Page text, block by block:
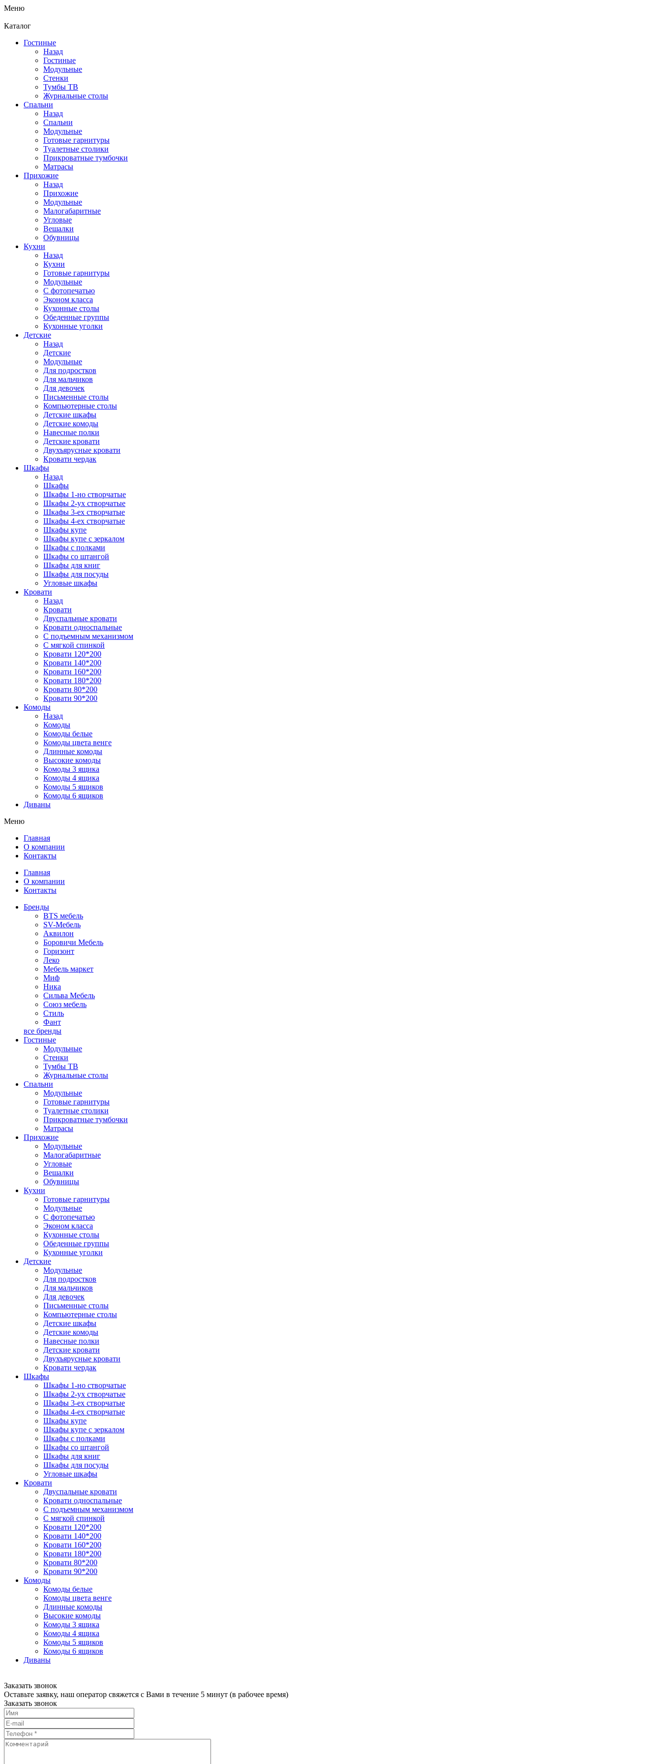
Меню
Каталог
Гостиные
Назад
Гостиные
Модульные
Стенки
Тумбы ТВ
Журнальные столы
Спальни
Назад
Спальни
Модульные
Готовые гарнитуры
Туалетные столики
Прикроватные тумбочки
Матрасы
Прихожие
Назад
Прихожие
Модульные
Малогабаритные
Угловые
Вешалки
Обувницы
Кухни
Назад
Кухни
Готовые гарнитуры
Модульные
С фотопечатью
Эконом класса
Кухонные столы
Обеденные группы
Кухонные уголки
Детские
Назад
Детские
Модульные
Для подростков
Для мальчиков
Для девочек
Письменные столы
Компьютерные столы
Детские шкафы
Детские комоды
Навесные полки
Детские кровати
Двухъярусные кровати
Кровати чердак
Шкафы
Назад
Шкафы
Шкафы 1-но створчатые
Шкафы 2-ух створчатые
Шкафы 3-ех створчатые
Шкафы 4-ех створчатые
Шкафы купе
Шкафы купе с зеркалом
Шкафы с полками
Шкафы со штангой
Шкафы для книг
Шкафы для посуды
Угловые шкафы
Кровати
Назад
Кровати
Двуспальные кровати
Кровати односпальные
С подъемным механизмом
С мягкой спинкой
Кровати 120*200
Кровати 140*200
Кровати 160*200
Кровати 180*200
Кровати 80*200
Кровати 90*200
Комоды
Назад
Комоды
Комоды белые
Комоды цвета венге
Длинные комоды
Высокие комоды
Комоды 3 ящика
Комоды 4 ящика
Комоды 5 ящиков
Комоды 6 ящиков
Диваны
Меню
Главная
О компании
Контакты
Главная
О компании
Контакты
Бренды
BTS мебель
SV-Мебель
Аквилон
Боровичи Мебель
Горизонт
Леко
Мебель маркет
Миф
Ника
Сильва Мебель
Союз мебель
Стиль
Фант
все бренды
Гостиные
Модульные
Стенки
Тумбы ТВ
Журнальные столы
Спальни
Модульные
Готовые гарнитуры
Туалетные столики
Прикроватные тумбочки
Матрасы
Прихожие
Модульные
Малогабаритные
Угловые
Вешалки
Обувницы
Кухни
Готовые гарнитуры
Модульные
С фотопечатью
Эконом класса
Кухонные столы
Обеденные группы
Кухонные уголки
Детские
Модульные
Для подростков
Для мальчиков
Для девочек
Письменные столы
Компьютерные столы
Детские шкафы
Детские комоды
Навесные полки
Детские кровати
Двухъярусные кровати
Кровати чердак
Шкафы
Шкафы 1-но створчатые
Шкафы 2-ух створчатые
Шкафы 3-ех створчатые
Шкафы 4-ех створчатые
Шкафы купе
Шкафы купе с зеркалом
Шкафы с полками
Шкафы со штангой
Шкафы для книг
Шкафы для посуды
Угловые шкафы
Кровати
Двуспальные кровати
Кровати односпальные
С подъемным механизмом
С мягкой спинкой
Кровати 120*200
Кровати 140*200
Кровати 160*200
Кровати 180*200
Кровати 80*200
Кровати 90*200
Комоды
Комоды белые
Комоды цвета венге
Длинные комоды
Высокие комоды
Комоды 3 ящика
Комоды 4 ящика
Комоды 5 ящиков
Комоды 6 ящиков
Диваны
Заказать звонок
Оставьте заявку, наш оператор свяжется с Вами в течение 5 минут (в рабочее время)
Заказать звонок